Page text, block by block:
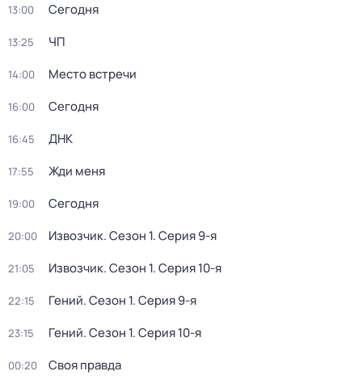
13:00 Сегодня
13:25 ЧП
14:00 Место встречи
16:00 Сегодня
16:45 ДНК
17:55 Жди меня
19:00 Сегодня
20:00 Извозчик. Сезон 1. Серия 9-я
21:05 Извозчик. Сезон 1. Серия 10-я
22:15 Гений. Сезон 1. Серия 9-я
23:15 Гений. Сезон 1. Серия 10-я
00:20 Своя правда